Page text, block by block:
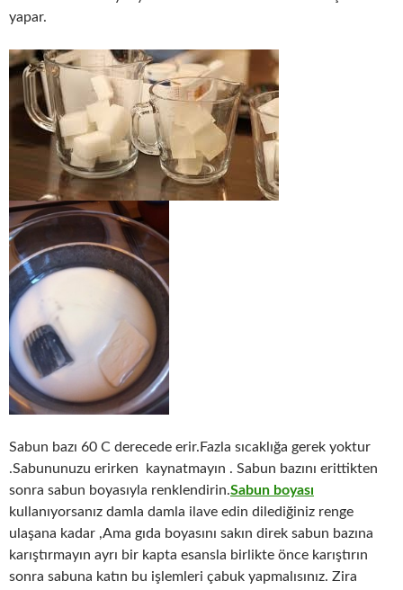
yapar.
Sabun bazı 60 C derecede erir.Fazla sıcaklığa gerek yoktur
.Sabununuzu erirken kaynatmayın . Sabun bazını erittikten
sonra sabun boyasıyla renklendirin.Sabun boyası
kullanıyorsanız damla damla ilave edin dilediğiniz renge
ulaşana kadar ,Ama gıda boyasını sakın direk sabun bazına
karıştırmayın ayrı bir kapta esansla birlikte önce karıştırın
sonra sabuna katın bu işlemleri çabuk yapmalısınız. Zira